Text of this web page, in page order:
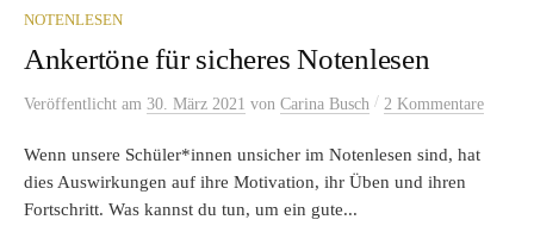
NOTENLESEN
Ankertöne für sicheres Notenlesen
Veröffentlicht am 30. März 2021 von Carina Busch / 2 Kommentare
Wenn unsere Schüler*innen unsicher im Notenlesen sind, hat
dies Auswirkungen auf ihre Motivation, ihr Üben und ihren
Fortschritt. Was kannst du tun, um ein gute...